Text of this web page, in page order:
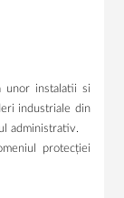
unor instalatii si
industriale din
administrativ.
protecției